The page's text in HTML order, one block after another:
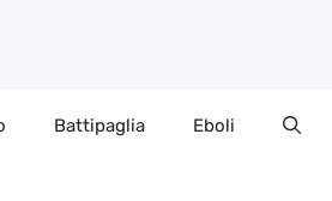
Battipaglia Eboli